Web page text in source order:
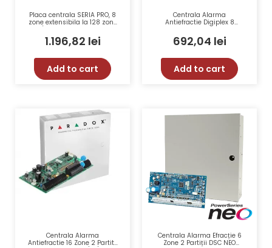
Placa centrala SERIA PRO, 8
zone extensibila la 128 zone
HS3128PCBEN
1.196,82 lei
Add to cart
Centrala Alarma
Antiefractie Digiplex 8
Cutie Metalica AWO 152
Transformator PARADOX
692,04 lei
Add to cart
Centrala Alarma
Antiefractie 16 Zone 2 Partitii
Centrala Alarma Efracție 6
Zone 2 Partiții DSC NEO